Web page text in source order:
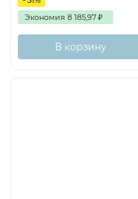
Экономия 8 185,97 ₽
В корзину